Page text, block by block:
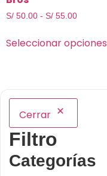
S/ 50.00 - S/ 55.00
Seleccionar opciones
Cerrar
Filtro
Categorías